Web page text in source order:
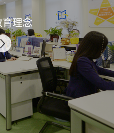
2015
正式启动合作加盟和装备
输出业务，国内首套自主
研发的综合主题课程面世
育理念